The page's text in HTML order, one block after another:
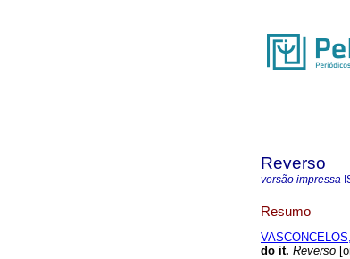
Reverso
versão impressa
Resumo
do it. Reverso